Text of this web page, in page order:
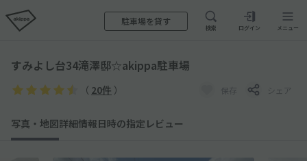
駐車場を貸す
検索 ログイン メニュー
すみよし台34滝澤邸☆akippa駐車場
（ 20件 ） 保存 シェア
写真・地図詳細情報日時の指定 レビュー